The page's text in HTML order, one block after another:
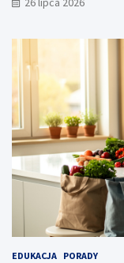
EDUKACJA PORADY